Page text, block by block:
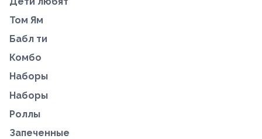
Том Ям
Бабл ти
Комбо
Наборы
Наборы
Роллы
Запеченные